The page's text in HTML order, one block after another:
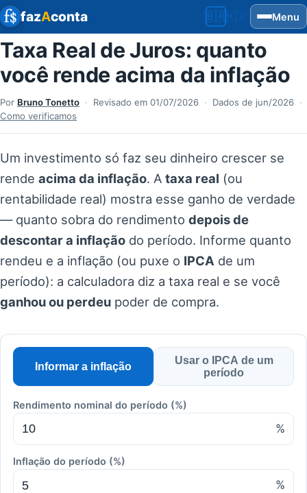
fazAconta 🇧🇷Brasil
🇲🇽MéxicoMenu
Taxa Real de Juros: quanto
você rende acima da inflação
Por Bruno Tonetto · Revisado em 01/07/2026 · Dados de jun/2026 ·
Como verificamos
Um investimento só faz seu dinheiro crescer se
rende acima da inflação. A taxa real (ou
rentabilidade real) mostra esse ganho de verdade
— quanto sobra do rendimento depois de
descontar a inflação do período. Informe quanto
rendeu e a inflação (ou puxe o IPCA de um
período): a calculadora diz a taxa real e se você
ganhou ou perdeu poder de compra.
Informar a inflação
Usar o IPCA de um
período
Rendimento nominal do período (%)
%
Inflação do período (%)
%